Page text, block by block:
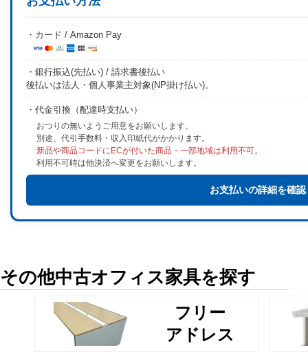
・カード / Amazon Pay
・銀行振込(先払い) / 請求書後払い
後払いは法人・個人事業主対象(NP掛け払い)。
・代金引換（配達時支払い）
おつりの無いようご用意をお願いします。
別途、代引手数料・収入印紙代がかかります。
新品や商品コードにECが付いた商品・一部地域は利用不可。
利用不可時は他決済へ変更をお願いします。
お支払いの詳細を確認
その他中古オフィス家具を探す
フリー
アドレス